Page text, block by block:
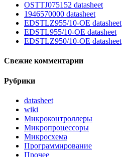
OSTTJ075152 datasheet
1946570000 datasheet
EDSTLZ955/10-OE datasheet
EDSTL955/10-OE datasheet
EDSTLZ950/10-OE datasheet
Свежие комментарии
Рубрики
datasheet
wiki
Микроконтроллеры
Микропроцессоры
Микросхема
Программирование
Прочее